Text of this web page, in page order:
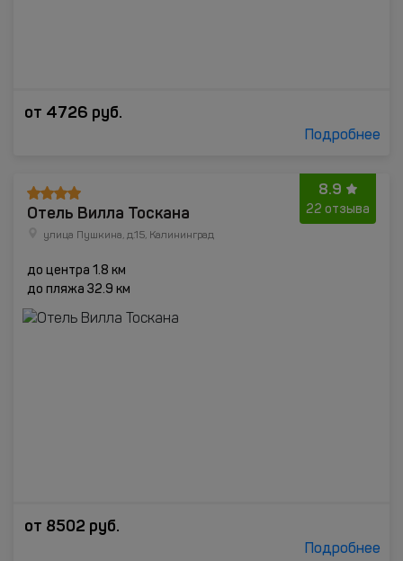
от 4726 руб.
Подробнее
8.9
22 отзыва
Отель Вилла Тоскана
улица Пушкина, д.15, Калининград
до центра 1.8 км
до пляжа 32.9 км
от 8502 руб.
Подробнее